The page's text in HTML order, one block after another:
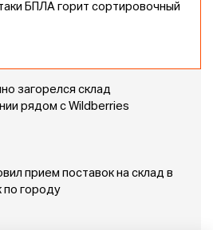
БПЛА горит сортировочный
загорелся склад
рядом с Wildberries
прием поставок на склад в
по городу